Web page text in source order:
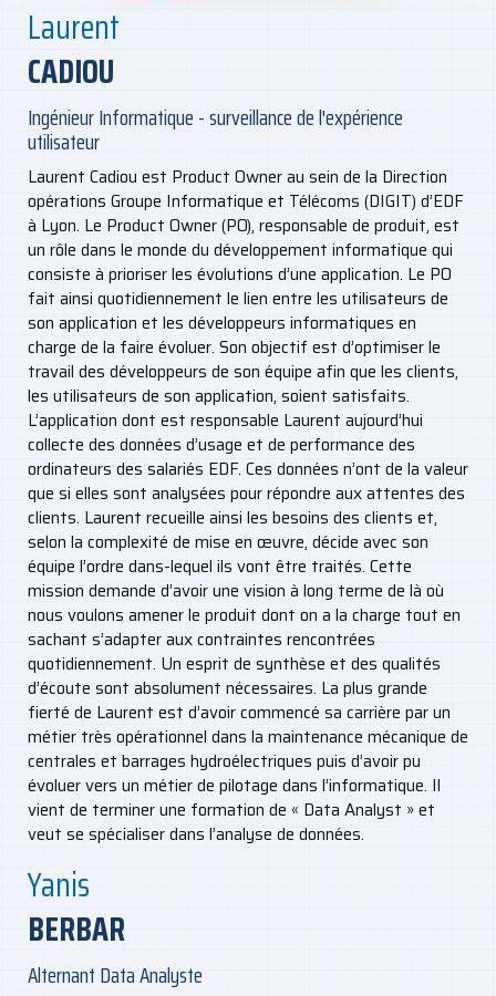
Laurent
CADIOU
Ingénieur Informatique - surveillance de l'expérience
utilisateur
Laurent Cadiou est Product Owner au sein de la Direction
opérations Groupe Informatique et Télécoms (DIGIT) d’EDF
à Lyon. Le Product Owner (PO), responsable de produit, est
un rôle dans le monde du développement informatique qui
consiste à prioriser les évolutions d’une application. Le PO
fait ainsi quotidiennement le lien entre les utilisateurs de
son application et les développeurs informatiques en
charge de la faire évoluer. Son objectif est d’optimiser le
travail des développeurs de son équipe afin que les clients,
les utilisateurs de son application, soient satisfaits.
L’application dont est responsable Laurent aujourd’hui
collecte des données d’usage et de performance des
ordinateurs des salariés EDF. Ces données n’ont de la valeur
que si elles sont analysées pour répondre aux attentes des
clients. Laurent recueille ainsi les besoins des clients et,
selon la complexité de mise en œuvre, décide avec son
équipe l’ordre dans-lequel ils vont être traités. Cette
mission demande d’avoir une vision à long terme de là où
nous voulons amener le produit dont on a la charge tout en
sachant s’adapter aux contraintes rencontrées
quotidiennement. Un esprit de synthèse et des qualités
d’écoute sont absolument nécessaires. La plus grande
fierté de Laurent est d’avoir commencé sa carrière par un
métier très opérationnel dans la maintenance mécanique de
centrales et barrages hydroélectriques puis d’avoir pu
évoluer vers un métier de pilotage dans l’informatique. Il
vient de terminer une formation de « Data Analyst » et
veut se spécialiser dans l’analyse de données.
Yanis
BERBAR
Alternant Data Analyste